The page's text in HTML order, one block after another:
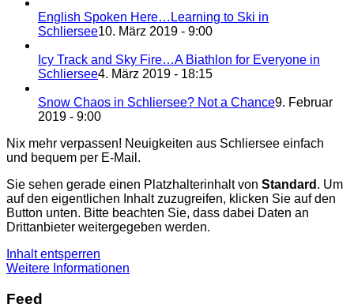
English Spoken Here…Learning to Ski in
Schliersee10. März 2019 - 9:00
Icy Track and Sky Fire…A Biathlon for Everyone in
Schliersee4. März 2019 - 18:15
Snow Chaos in Schliersee? Not a Chance9. Februar
2019 - 9:00
Nix mehr verpassen! Neuigkeiten aus Schliersee einfach
und bequem per E-Mail.
Sie sehen gerade einen Platzhalterinhalt von Standard . Um
auf den eigentlichen Inhalt zuzugreifen, klicken Sie auf den
Button unten. Bitte beachten Sie, dass dabei Daten an
Drittanbieter weitergegeben werden.
Inhalt entsperren
Weitere Informationen
Feed